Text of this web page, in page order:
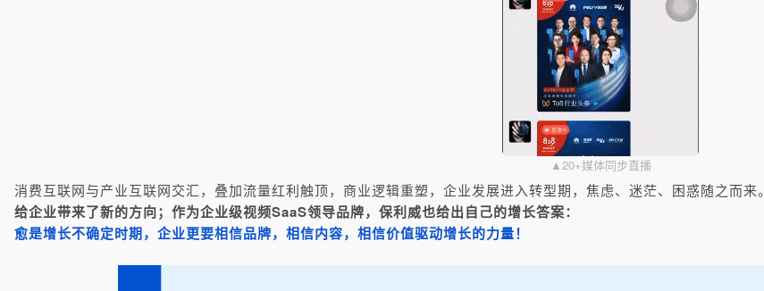
▲20+媒体同步直播
消费互联网与产业互联网交汇，叠加流量红利触顶，商业逻辑重塑，企业发展进入转型期，焦虑、迷茫、困惑随之而来。
给企业带来了新的方向；作为企业级视频SaaS领导品牌，保利威也给出自己的增长答案：
愈是增长不确定时期，企业更要相信品牌，相信内容，相信价值驱动增长的力量！